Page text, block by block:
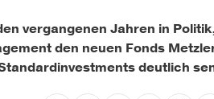
vergangenen Jahren in
den neuen Fonds
deutlich